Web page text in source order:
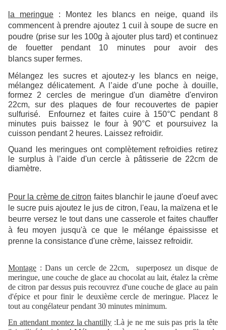
la meringue: Montez les blancs en neige, quand ils
commencent à prendre ajoutez 1 cuil à soupe de sucre en
poudre (prise sur les 100g à ajouter plus tard) et continuez
de fouetter pendant 10 minutes pour avoir des
blancs super fermes.
Mélangez les sucres et ajoutez-y les blancs en neige,
mélangez délicatement. A l’aide d’une poche à douille,
formez 2 cercles de meringue d'un diamètre d'environ
22cm, sur des plaques de four recouvertes de papier
sulfurisé. Enfournez et faites cuire à 150°C pendant 8
minutes puis baissez le four à 90°C et poursuivez la
cuisson pendant 2 heures. Laissez refroidir.
Quand les meringues ont complètement refroidies retirez
le surplus à l’aide d'un cercle à pâtisserie de 22cm de
diamètre.
Pour la crème de citron faites blanchir le jaune d'oeuf avec
le sucre puis ajoutez le jus de citron, l'eau, la maïzena et le
beurre versez le tout dans une casserole et faites chauffer
à feu moyen jusqu'à ce que le mélange épaississe et
prenne la consistance d'une crème, laissez refroidir.
Montage : Dans un cercle de 22cm, superposez un disque de
meringue, une couche de glace au chocolat au lait, étalez la crème
de citron par dessus puis recouvrez d'une couche de glace au pain
d'épice et pour finir le deuxième cercle de meringue. Placez le
tout au congélateur pendant 30 minutes minimum.
En attendant montez la chantilly :Là je ne me suis pas pris la tête